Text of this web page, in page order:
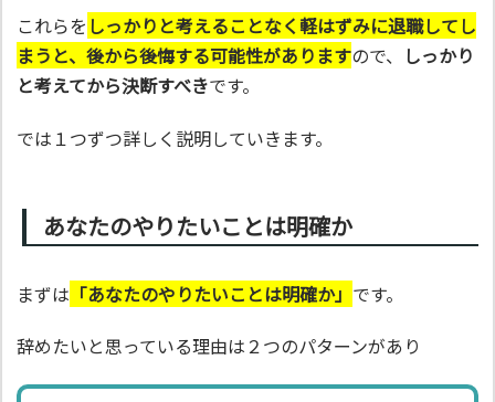
これらを しっかりと考えることなく軽はずみに退職してし
まうと、後から後悔する可能性がありますので、 しっかり
と考えてから決断すべきです。
では１つずつ詳しく説明していきます。
あなたのやりたいことは明確か
まずは 「あなたのやりたいことは明確か」 です。
辞めたいと思っている理由は２つのパターンがあり